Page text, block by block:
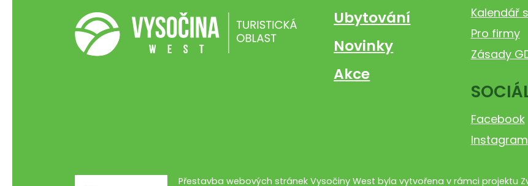
Ubytování
Novinky
Akce
Kalendář
Pro firmy
Zásady
Facebook
Instagram
Přestavba webových stránek Vysočiny West byla vytvořena v rámci projektu